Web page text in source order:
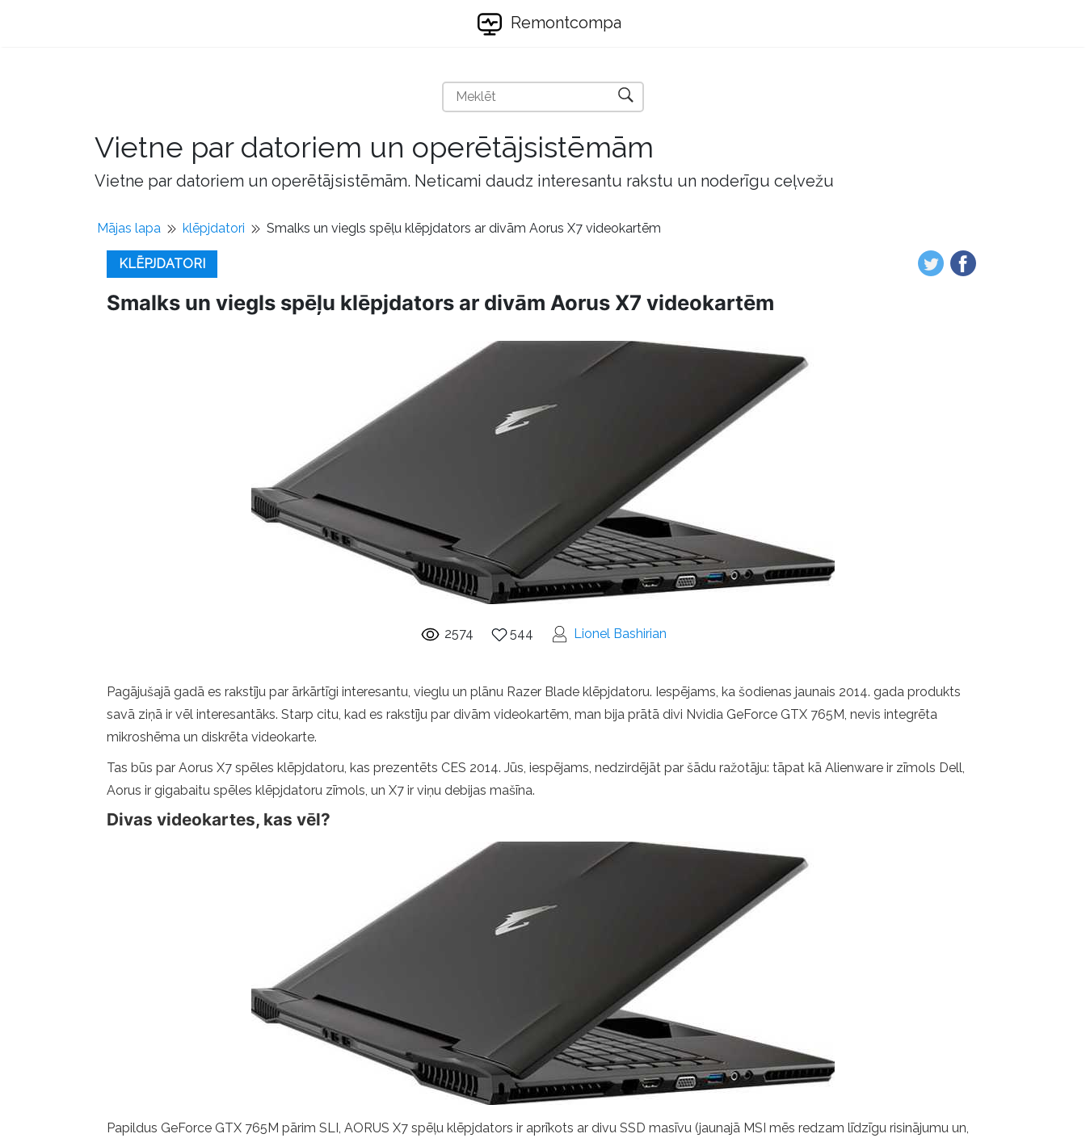
Remontcompa
Vietne par datoriem un operētājsistēmām
Vietne par datoriem un operētājsistēmām. Neticami daudz interesantu rakstu un noderīgu ceļvežu
Mājas lapa klēpjdatori Smalks un viegls spēļu klēpjdators ar divām Aorus X7 videokartēm
KLĒPJDATORI
Smalks un viegls spēļu klēpjdators ar divām Aorus X7 videokartēm
2574 544 Lionel Bashirian
Pagājušajā gadā es rakstīju par ārkārtīgi interesantu, vieglu un plānu Razer Blade klēpjdatoru. Iespējams, ka šodienas jaunais 2014. gada produkts
savā ziņā ir vēl interesantāks. Starp citu, kad es rakstīju par divām videokartēm, man bija prātā divi Nvidia GeForce GTX 765M, nevis integrēta
mikroshēma un diskrēta videokarte.
Tas būs par Aorus X7 spēles klēpjdatoru, kas prezentēts CES 2014. Jūs, iespējams, nedzirdējāt par šādu ražotāju: tāpat kā Alienware ir zīmols Dell,
Aorus ir gigabaitu spēles klēpjdatoru zīmols, un X7 ir viņu debijas mašīna.
Divas videokartes, kas vēl?
Papildus GeForce GTX 765M pārim SLI, AORUS X7 spēļu klēpjdators ir aprīkots ar divu SSD masīvu (jaunajā MSI mēs redzam līdzīgu risinājumu un,